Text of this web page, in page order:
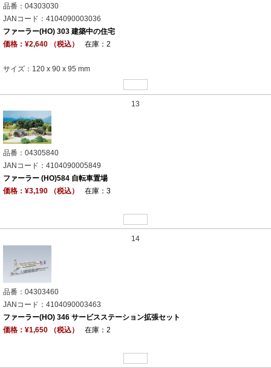
品番：04303030
JANコード：4104090003036
ファーラー(HO) 303 建築中の住宅
価格：¥2,640 （税込）
在庫：2
サイズ：120 x 90 x 95 mm
13
品番：04305840
JANコード：4104090005849
ファーラー (HO)584 自転車置場
価格：¥3,190 （税込）
在庫：3
14
品番：04303460
JANコード：4104090003463
ファーラー(HO) 346 サービスステーション拡張セット
価格：¥1,650 （税込）
在庫：2